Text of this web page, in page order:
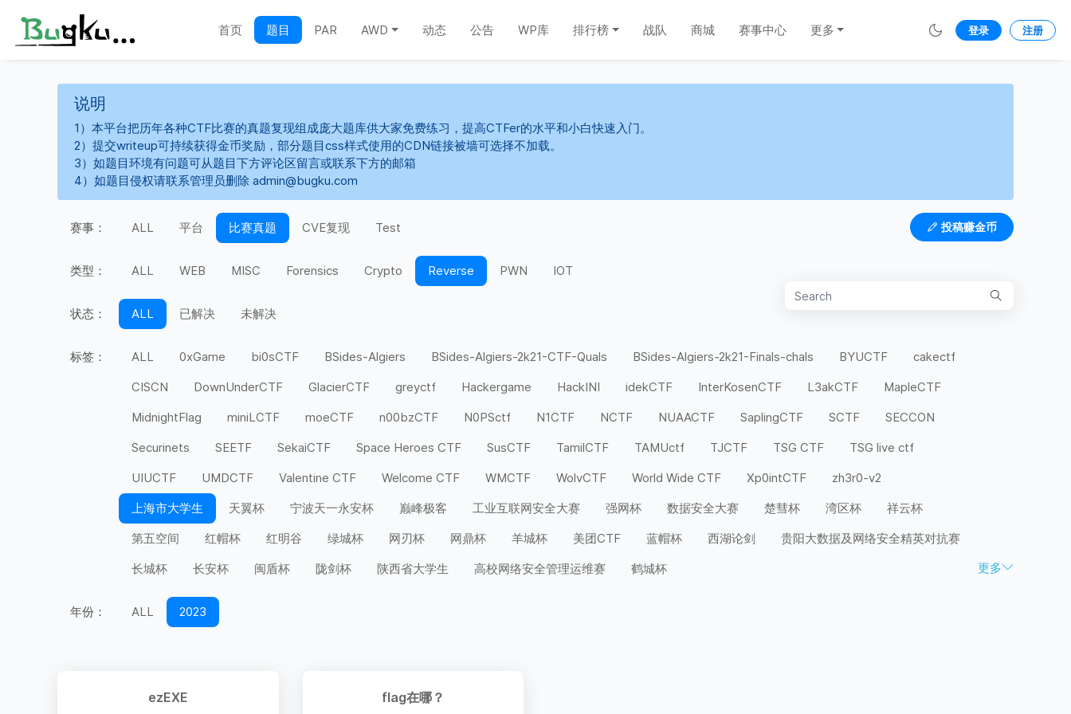
首页 题目 PAR AWD 动态 公告 WP库 排行榜 战队 商城 赛事中心 更多 登录 注册
说明
1）本平台把历年各种CTF比赛的真题复现组成庞大题库供大家免费练习，提高CTFer的水平和小白快速入门。
2）提交writeup可持续获得金币奖励，部分题目css样式使用的CDN链接被墙可选择不加载。
3）如题目环境有问题可从题目下方评论区留言或联系下方的邮箱
4）如题目侵权请联系管理员删除 admin@bugku.com
赛事： ALL 平台 比赛真题 CVE复现 Test
类型： ALL WEB MISC Forensics Crypto Reverse PWN IOT
状态： ALL 已解决 未解决
投稿赚金币
标签： ALL 0xGame bi0sCTF BSides-Algiers BSides-Algiers-2k21-CTF-Quals BSides-Algiers-2k21-Finals-chals BYUCTF
cakectf
CISCN
DownUnderCTF GlacierCTF greyctf Hackergame HackINI idekCTF InterKosenCTF L3akCTF
MapleCTF
MidnightFlag
miniLCTF moeCTF n00bzCTF N0PSctf N1CTF NCTF NUAACTF SaplingCTF SCTF
SECCON
Securinets
SEETF SekaiCTF Space Heroes CTF SusCTF TamilCTF TAMUctf TJCTF TSG CTF
TSG live ctf
UIUCTF
UMDCTF Valentine CTF Welcome CTF WMCTF WolvCTF World Wide CTF Xp0intCTF
zh3r0-v2
上海市大学生
天翼杯 宁波天一永安杯 巅峰极客 工业互联网安全大赛 强网杯 数据安全大赛 楚彗杯 湾区杯
祥云杯
第五空间
红帽杯 红明谷 绿城杯 网刃杯 网鼎杯 羊城杯 美团CTF 蓝帽杯 西湖论剑
贵阳大数据及网络安全精英对抗赛
长城杯
长安杯 闽盾杯 陇剑杯 陕西省大学生 高校网络安全管理运维赛 鹤城杯 更多
年份： ALL 2023
ezEXE flag在哪？